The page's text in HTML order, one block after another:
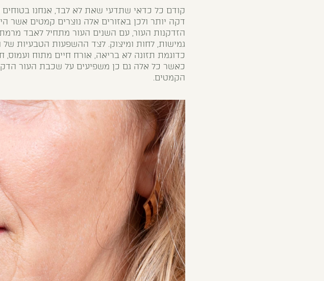
קודם כל כדאי שתדעי שאת לא לבד, אנחנו
דקה יותר ולכן באזורים אלה נוצרים קמטים אשר
הזדקנות העור, עם השנים העור מתחיל לאבד מרמת
גמישות, לחות ומיצוק. לצד ההשפעות הטבעיות של
כדוגמת תזונה לא בריאה, אורח חיים מתוח
כאשר כל אלה גם כן משפיעים על שכבת העור
הקמטים.